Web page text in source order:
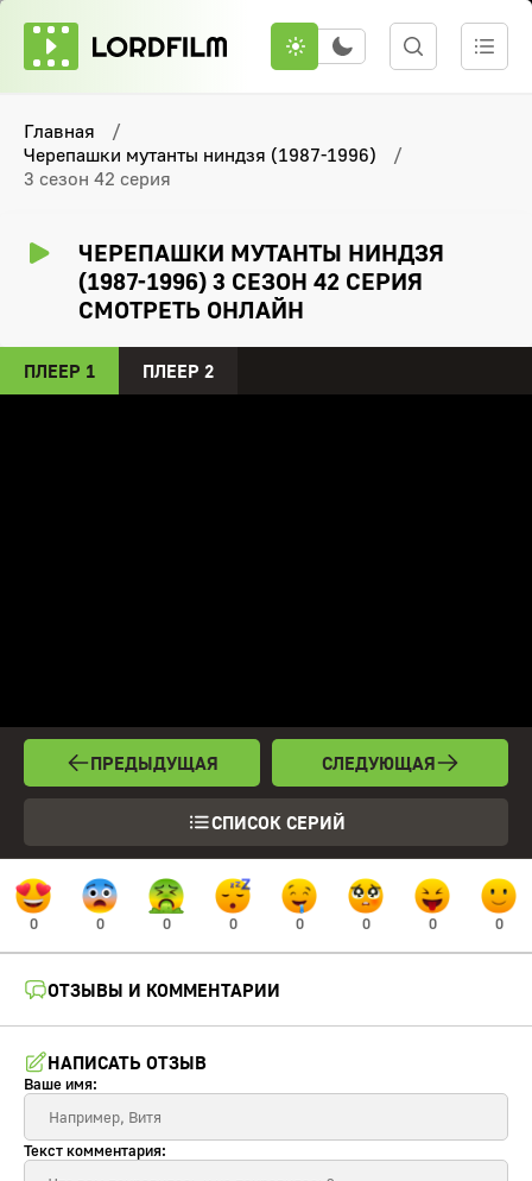
Главная
Черепашки мутанты ниндзя (1987-1996)
3 сезон 42 серия
ЧЕРЕПАШКИ МУТАНТЫ НИНДЗЯ
(1987-1996) 3 СЕЗОН 42 СЕРИЯ
СМОТРЕТЬ ОНЛАЙН
ПЛЕЕР 1 ПЛЕЕР 2
ПРЕДЫДУЩАЯ
СПИСОК СЕРИЙ
СЛЕДУЮЩАЯ
0 0 0 0 0 0 0 0
ОТЗЫВЫ И КОММЕНТАРИИ
НАПИСАТЬ ОТЗЫВ
Ваше имя:
Текст комментария: